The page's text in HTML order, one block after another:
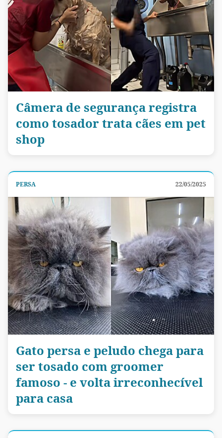
Câmera de segurança registra
como tosador trata cães em pet
shop
PERSA 22/05/2025
Gato persa e peludo chega para
ser tosado com groomer
famoso - e volta irreconhecível
para casa